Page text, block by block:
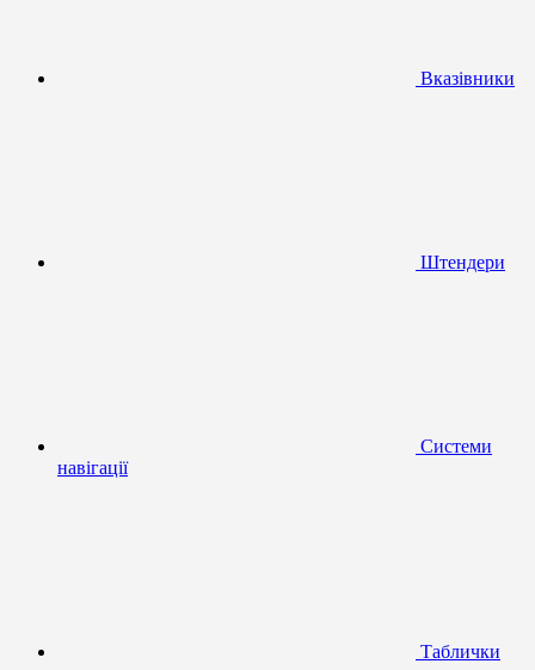
Вказівники
Штендери
Системи
навігації
Таблички